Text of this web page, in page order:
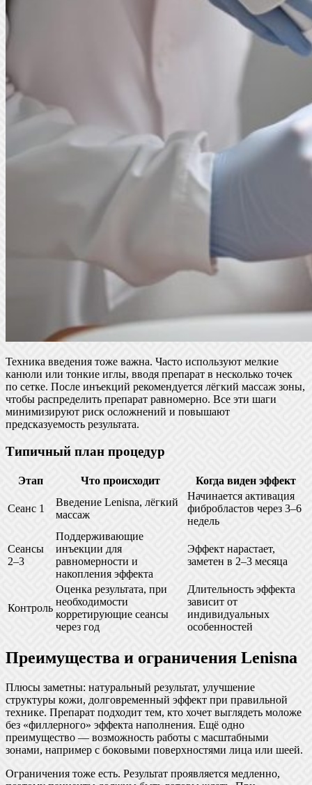
Техника введения тоже важна. Часто используют мелкие
канюли или тонкие иглы, вводя препарат в несколько точек
по сетке. После инъекций рекомендуется лёгкий массаж зоны,
чтобы распределить препарат равномерно. Все эти шаги
минимизируют риск осложнений и повышают
предсказуемость результата.
Типичный план процедур
Этап Что происходит Когда виден эффект
Сеанс 1
Введение Lenisna, лёгкий
массаж
Начинается активация
фибробластов через 3–6
недель
Сеансы
2–3
Поддерживающие
инъекции для
равномерности и
накопления эффекта
Эффект нарастает,
заметен в 2–3 месяца
Контроль
Оценка результата, при
необходимости
корретирующие сеансы
через год
Длительность эффекта
зависит от
индивидуальных
особенностей
Преимущества и ограничения Lenisna
Плюсы заметны: натуральный результат, улучшение
структуры кожи, долговременный эффект при правильной
технике. Препарат подходит тем, кто хочет выглядеть моложе
без «филлерного» эффекта наполнения. Ещё одно
преимущество — возможность работы с масштабными
зонами, например с боковыми поверхностями лица или шеей.
Ограничения тоже есть. Результат проявляется медленно,